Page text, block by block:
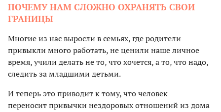
ПОЧЕМУ НАМ СЛОЖНО ОХРАНЯТЬ СВОИ
ГРАНИЦЫ
Многие из нас выросли в семьях, где родители
привыкли много работать, не ценили наше личное
время, учили делать не то, что хочется, а то, что надо,
следить за младшими детьми.
И теперь это приводит к тому, что человек
переносит привычки нездоровых отношений из дома